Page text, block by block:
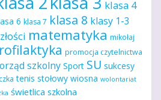
klasa 4
6 klasa 7 klasa 8 klasy 1-3
matematyka mikołaj
promocja czytelnictwa
szkolny Sport SU sukcesy
tenis stołowy wiosna wolontariat
świetlica szkolna